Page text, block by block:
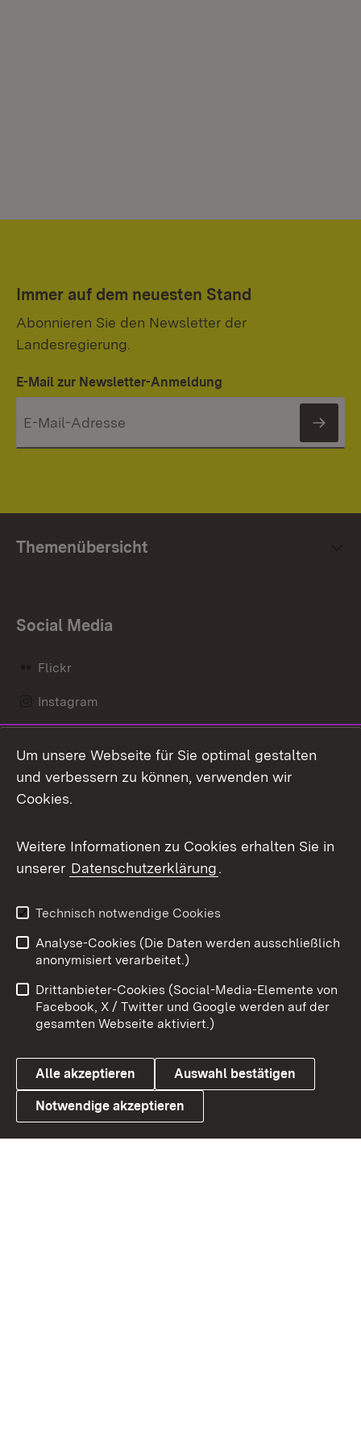
Immer auf dem neuesten Stand
Abonnieren Sie den Newsletter der
Landesregierung.
E-Mail zur Newsletter-Anmeldung
Themenübersicht
Social Media
Flickr
Instagram
Mastodon
Messenger
Social Wall
X / Twitter
Youtube
Link zum Landesportal
Benutzungshinweise
Barrierefreiheit
Datenschutz
Cookies
Um unsere Webseite für Sie optimal gestalten
und verbessern zu können, verwenden wir
Cookies.
Weitere Informationen zu Cookies erhalten Sie in
unserer Datenschutzerklärung.
Technisch notwendige Cookies
Analyse-Cookies (Die Daten werden ausschließlich
anonymisiert verarbeitet.)
Drittanbieter-Cookies (Social-Media-Elemente von
Facebook, X / Twitter und Google werden auf der
gesamten Webseite aktiviert.)
Alle akzeptieren Auswahl bestätigen
Notwendige akzeptieren